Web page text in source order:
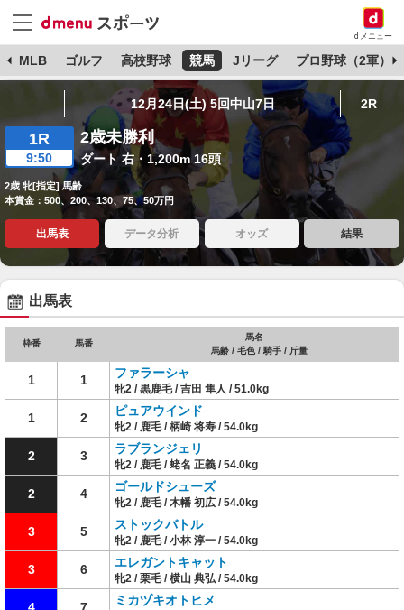
dメニュー
MLB ゴルフ 高校野球 競馬 Jリーグ プロ野球（2軍）
12月24日(土) 5回中山7日 2R
1R
9:50
2歳未勝利
ダート 右・1,200m 16頭
2歳 牝[指定] 馬齢
本賞金：500、200、130、75、50万円
出馬表 データ分析 オッズ 結果
出馬表
枠番 馬番
馬名
馬齢 / 毛色 / 騎手 / 斤量
1 1 ファラーシャ
牝2 / 黒鹿毛 / 吉田 隼人 / 51.0kg
1 2 ピュアウインド
牝2 / 鹿毛 / 柄崎 将寿 / 54.0kg
2 3 ラブランジェリ
牝2 / 鹿毛 / 蛯名 正義 / 54.0kg
2 4 ゴールドシューズ
牝2 / 鹿毛 / 木幡 初広 / 54.0kg
3 5 ストックバトル
牝2 / 鹿毛 / 小林 淳一 / 54.0kg
3 6 エレガントキャット
牝2 / 栗毛 / 横山 典弘 / 54.0kg
ミカヅキオトヒメ